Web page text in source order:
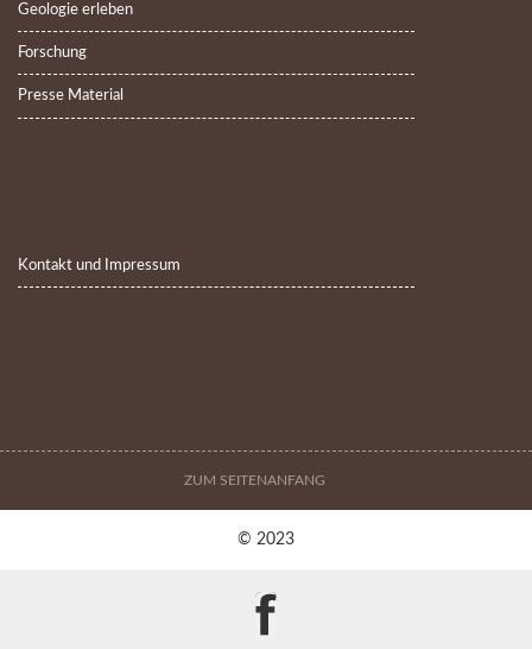
Geologie erleben
Forschung
Presse Material
Kontakt und Impressum
ZUM SEITENANFANG
© 2023